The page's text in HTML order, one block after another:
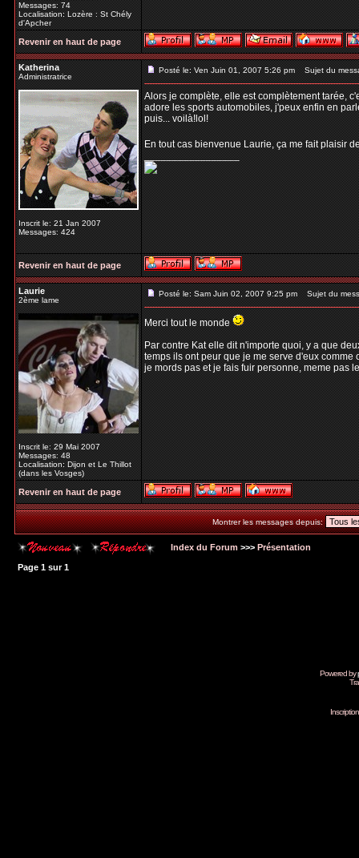
Messages: 74
Localisation: Lozère : St Chély
d'Apcher
Revenir en haut de page
Katherina
Administratrice
Inscrit le: 21 Jan 2007
Messages: 424
Posté le: Ven Juin 01, 2007 5:26 pm Sujet du
Alors je complète, elle est complètement tarée,
adore les sports automobiles, j'peux enfin en
puis... voilà!lol!
En tout cas bienvenue Laurie, ça me fait plaisir
_________________
Revenir en haut de page
Laurie
2ème lame
Inscrit le: 29 Mai 2007
Messages: 48
Localisation: Dijon et Le Thillot
(dans les Vosges)
Posté le: Sam Juin 02, 2007 9:25 pm Sujet du
Merci tout le monde
Par contre Kat elle dit n'importe quoi, y a que
temps ils ont peur que je me serve d'eux
je mords pas et je fais fuir personne, meme pas
Revenir en haut de page
Montrer les messages depuis:
Index du Forum >>> Présentation
Page 1 sur1
Powered by